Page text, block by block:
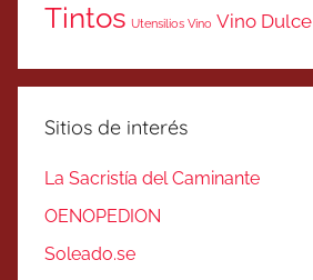
Tintos Utensilios Vino Vino Dulce
Sitios de interés
La Sacristía del Caminante
OENOPEDION
Soleado.se